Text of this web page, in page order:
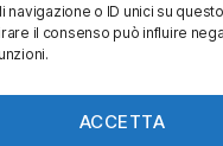
navigazione o ID unici su
il consenso può influire
ACCETTA